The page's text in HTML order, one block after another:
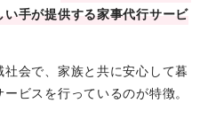
手が提供する家事代行サービ
会で、家族と共に安心して暮
ビスを行っているのが特徴。